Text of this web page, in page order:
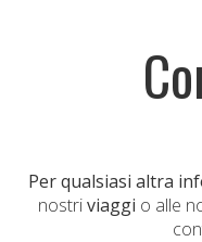
Per qualsiasi altra
nostriviaggi o alle